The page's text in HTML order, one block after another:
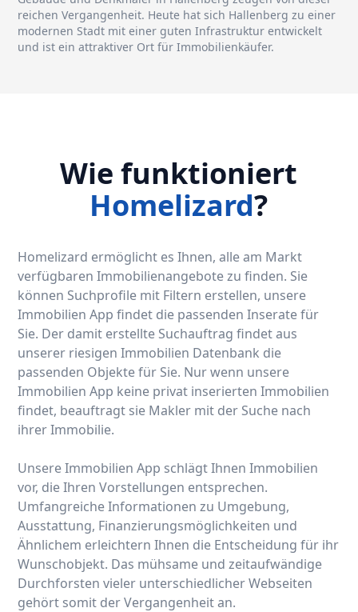
reichen Vergangenheit. Heute hat sich Hallenberg zu einer
modernen Stadt mit einer guten Infrastruktur entwickelt
und ist ein attraktiver Ort für Immobilienkäufer.
Wie funktioniert
Homelizard?
Homelizard ermöglicht es Ihnen, alle am Markt
verfügbaren Immobilienangebote zu finden. Sie
können Suchprofile mit Filtern erstellen, unsere
Immobilien App findet die passenden Inserate für
Sie. Der damit erstellte Suchauftrag findet aus
unserer riesigen Immobilien Datenbank die
passenden Objekte für Sie. Nur wenn unsere
Immobilien App keine privat inserierten Immobilien
findet, beauftragt sie Makler mit der Suche nach
ihrer Immobilie.
Unsere Immobilien App schlägt Ihnen Immobilien
vor, die Ihren Vorstellungen entsprechen.
Umfangreiche Informationen zu Umgebung,
Ausstattung, Finanzierungsmöglichkeiten und
Ähnlichem erleichtern Ihnen die Entscheidung für ihr
Wunschobjekt. Das mühsame und zeitaufwändige
Durchforsten vieler unterschiedlicher Webseiten
gehört somit der Vergangenheit an.